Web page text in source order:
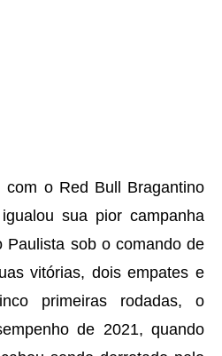
com o Red Bull Bragantino
sua pior campanha
Paulista sob o comando de
vitórias, dois empates e
primeiras rodadas, o
de 2021, quando